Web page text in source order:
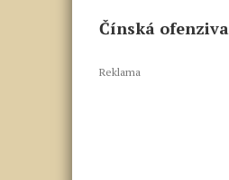
Čínská ofenziva
Reklama